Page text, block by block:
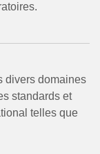
divers domaines
standards et
telles que